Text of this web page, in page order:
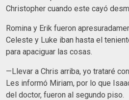
Christopher cuando este cayó
Romina y Erik fueron
Celeste y Luke iban hasta el
para apaciguar las cosas.
—Llevar a Chris arriba, yo trataré
Les informó Miriam, por lo que
del doctor, fueron al segundo piso.